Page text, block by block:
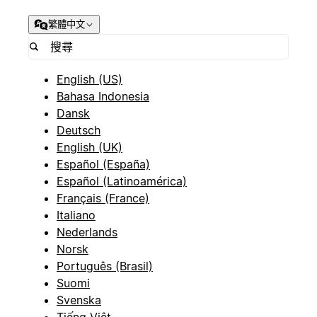
繁體中文
English (US)
Bahasa Indonesia
Dansk
Deutsch
English (UK)
Español (España)
Español (Latinoamérica)
Français (France)
Italiano
Nederlands
Norsk
Português (Brasil)
Suomi
Svenska